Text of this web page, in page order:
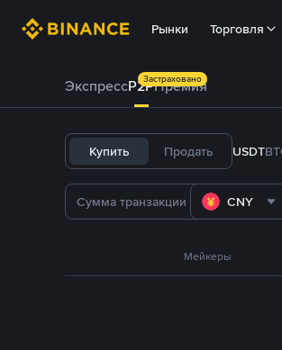
Рынки Торговля
ЭкспрессP2PПремия
Застраховано
Купить Продать USDT
CNY
Мейкеры